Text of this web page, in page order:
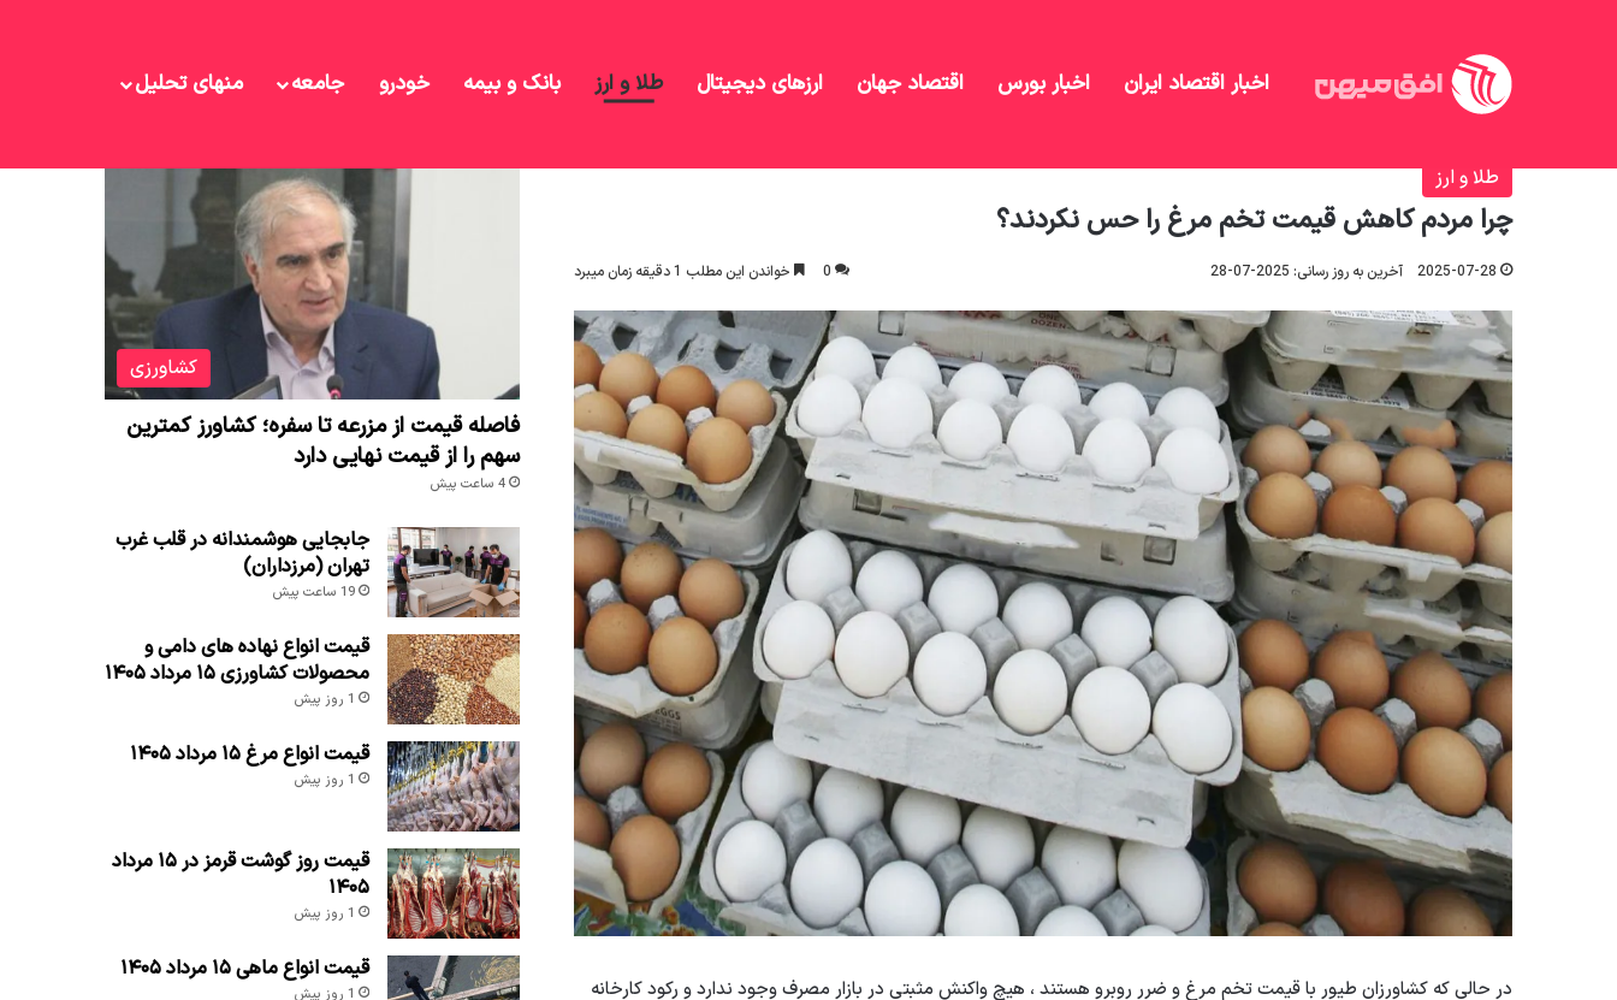
اخبار اقتصاد ایران اخبار بورس اقتصاد جهان ارزهای دیجیتال طلا و ارز بانک و بیمه خودرو جامعه منهای تحلیل
افق میهن
طلا و ارز
چرا مردم کاهش قیمت تخم مرغ را حس نکردند؟
2025-07-28 آخرین به روز رسانی: 2025-07-28 0 خواندن این مطلب 1 دقیقه زمان میبرد
در حالی که کشاورزان طیور با قیمت تخم مرغ و ضرر روبرو هستند ، هیچ واکنش مثبتی در بازار مصرف وجود ندارد و رکود کارخانه
کشاورزی
فاصله قیمت از مزرعه تا سفره؛ کشاورز کمترین
سهم را از قیمت نهایی دارد
4 ساعت پیش
جابجایی هوشمندانه در قلب غرب
تهران (مرزداران)
19 ساعت پیش
قیمت انواع نهاده های دامی و
محصولات کشاورزی ۱۵ مرداد ۱۴۰۵
1 روز پیش
قیمت انواع مرغ ۱۵ مرداد ۱۴۰۵
1 روز پیش
قیمت روز گوشت قرمز در ۱۵ مرداد
۱۴۰۵
1 روز پیش
قیمت انواع ماهی ۱۵ مرداد ۱۴۰۵
1 روز پیش